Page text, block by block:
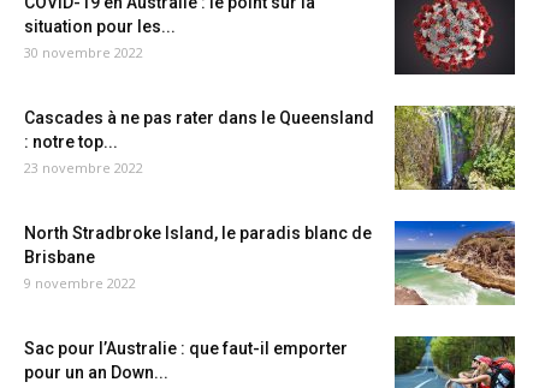
situation pour les...
30 novembre 2022
Cascades à ne pas rater dans le Queensland
: notre top...
23 novembre 2022
North Stradbroke Island, le paradis blanc de
Brisbane
9 novembre 2022
Sac pour l’Australie : que faut-il emporter
pour un an Down...